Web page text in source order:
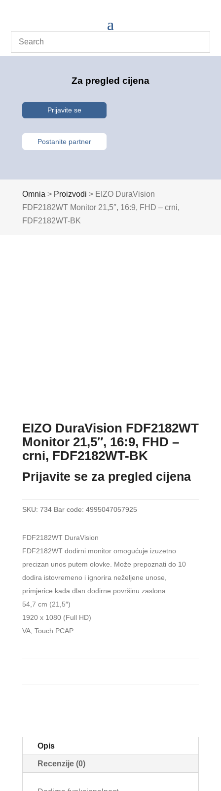
Za pregled cijena
Prijavite se
Postanite partner
Omnia > Proizvodi > EIZO DuraVision
FDF2182WT Monitor 21,5″, 16:9, FHD – crni,
FDF2182WT-BK
EIZO DuraVision FDF2182WT
Monitor 21,5″, 16:9, FHD –
crni, FDF2182WT-BK
Prijavite se za pregled cijena
SKU: 734 Bar code: 4995047057925
FDF2182WT DuraVision
FDF2182WT dodirni monitor omogućuje izuzetno
precizan unos putem olovke. Može prepoznati do 10
dodira istovremeno i ignorira neželjene unose,
primjerice kada dlan dodirne površinu zaslona.
54,7 cm (21,5″)
1920 x 1080 (Full HD)
VA, Touch PCAP
Opis
Recenzije (0)